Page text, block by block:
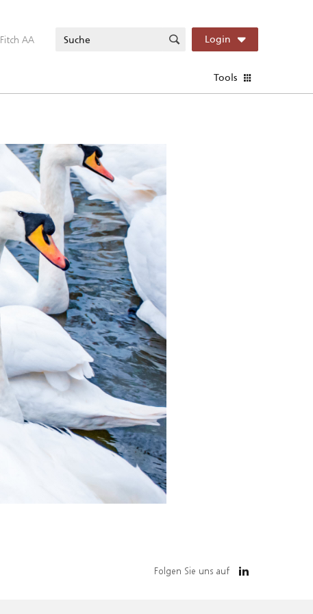
Fitch AA Login
Tools
Folgen Sie uns auf